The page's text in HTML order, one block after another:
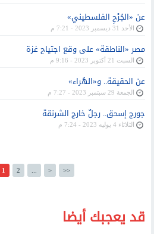
عن «الجُرْحِ الفلسطيني»
الأحد 31 ديسمبر 2023 - 7:21 م
مصر «الناطقة» على وقع اجتياح غزة
السبت 21 أكتوبر 2023 - 9:16 م
عن الحقيقة.. و«الهُراء»
الجمعة 29 سبتمبر 2023 - 7:27 م
جورج إسحق.. رجلٌ خارج الشرنقة
الثلاثاء 4 يوليه 2023 - 7:24 م
1 2 > >>
قد يعجبك أيضا